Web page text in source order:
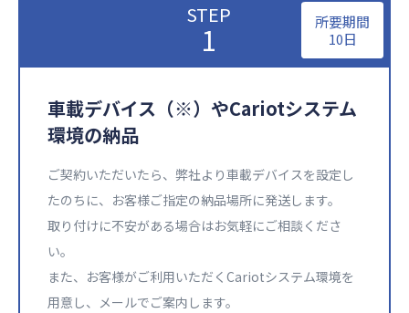
所要期間​
10日
STEP
1
車載デバイス（※）やCariotシステム
環境の納品​​
ご契約いただいたら、弊社より車載デバイスを設定し
たのちに、お客様ご指定の納品場所に発送します。​
取り付けに不安がある場合はお気軽にご相談くださ
い。​
また、お客様がご利用いただくCariotシステム環境を
用意し、メールでご案内します。​